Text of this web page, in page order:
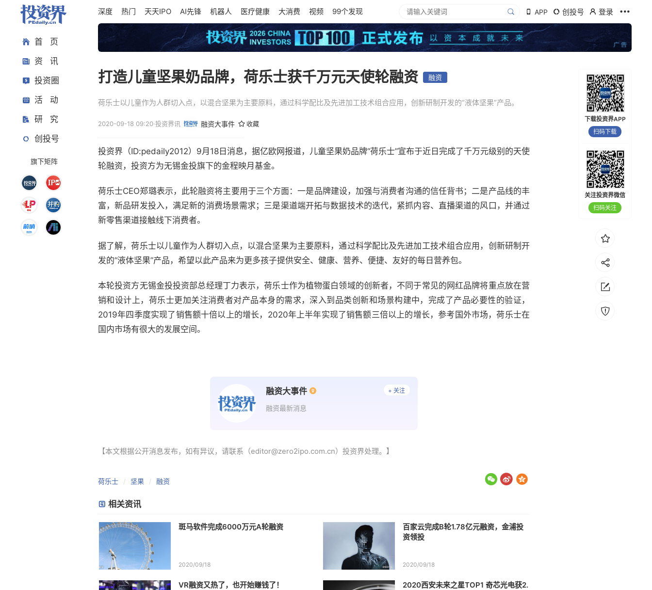
首 页
资 讯
投资圈
活 动
研 究
创投号
旗下矩阵
深度 热门 天天IPO AI先锋 机器人 医疗健康 大消费 视频 99个发现 APP 创投号 登录
打造儿童坚果奶品牌，荷乐士获千万元天使轮融资 融资
荷乐士以儿童作为人群切入点，以混合坚果为主要原料，通过科学配比及先进加工技术组合应用，创新研制开发的“液体坚果”产品。
2020-09-18 09:20·投资界讯 融资大事件 收藏
投资界（ID:pedaily2012）9月18日消息，据亿欧网报道，儿童坚果奶品牌“荷乐士”宣布于近日完成了千万元级别的天使
轮融资，投资方为无锡金投旗下的金程映月基金。
荷乐士CEO郑璐表示，此轮融资将主要用于三个方面：一是品牌建设，加强与消费者沟通的信任背书；二是产品线的丰
富，新品研发投入，满足新的消费场景需求；三是渠道端开拓与数据技术的迭代，紧抓内容、直播渠道的风口，并通过
新零售渠道接触线下消费者。
据了解，荷乐士以儿童作为人群切入点，以混合坚果为主要原料，通过科学配比及先进加工技术组合应用，创新研制开
发的“液体坚果”产品，希望以此产品来为更多孩子提供安全、健康、营养、便捷、友好的每日营养包。
本轮投资方无锡金投投资部总经理丁力表示，荷乐士作为植物蛋白领域的创新者，不同于常见的网红品牌将重点放在营
销和设计上，荷乐士更加关注消费者对产品本身的需求，深入到品类创新和场景构建中，完成了产品必要性的验证，
2019年四季度实现了销售额十倍以上的增长，2020年上半年实现了销售额三倍以上的增长，参考国外市场，荷乐士在
国内市场有很大的发展空间。
融资大事件
融资最新消息
+ 关注
【本文根据公开消息发布，如有异议，请联系（editor@zero2ipo.com.cn）投资界处理。】
荷乐士 坚果 融资
相关资讯
斑马软件完成6000万元A轮融资
2020/09/18
百家云完成B轮1.78亿元融资，金浦投
资领投
2020/09/18
VR融资又热了，也开始赚钱了！
2020西安未来之星TOP1 奇芯光电获2.
下载投资界APP
扫码下载
关注投资界微信
扫码关注